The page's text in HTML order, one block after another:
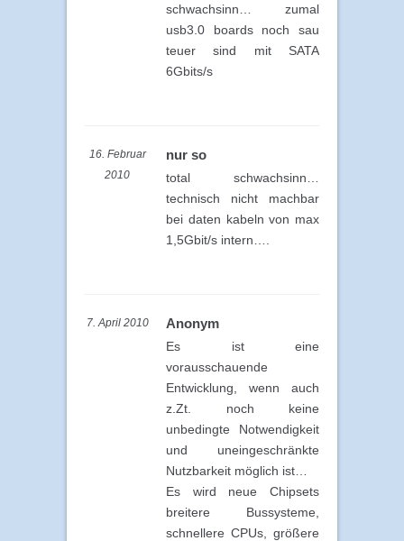
schwachsinn… zumal
usb3.0 boards noch sau
teuer sind mit SATA
6Gbits/s
16. Februar
2010
nur so
total schwachsinn…
technisch nicht machbar
bei daten kabeln von max
1,5Gbit/s intern….
7. April 2010 Anonym
Es ist eine
vorausschauende
Entwicklung, wenn auch
z.Zt. noch keine
unbedingte Notwendigkeit
und uneingeschränkte
Nutzbarkeit möglich ist…
Es wird neue Chipsets
breitere Bussysteme,
schnellere CPUs, größere